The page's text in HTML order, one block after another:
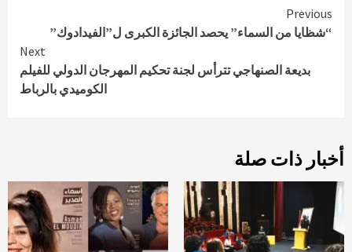
Continue
Reading
Previous
“شظايا من السماء” يحصد الجائزة الكبرى ل”الفيدادوك”
Next
بديعة الصنهاجي تترأس لجنة تحكيم المهرجان الدولي للفيلم
الكوميدي بالرباط
أخبار ذات صلة